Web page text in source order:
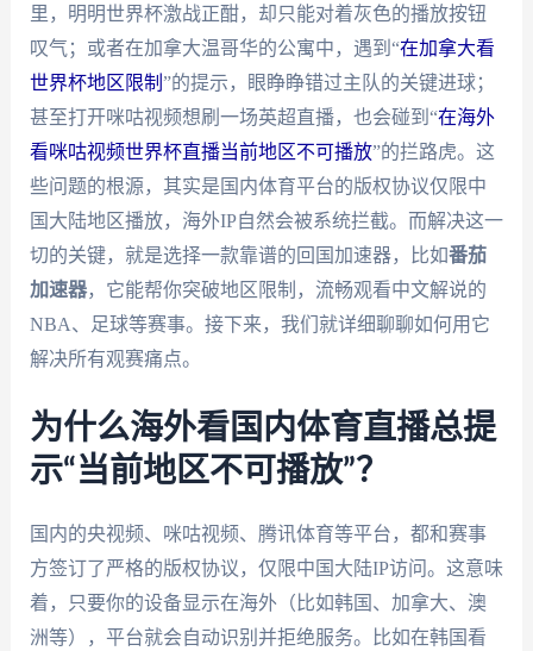
里，明明世界杯激战正酣，却只能对着灰色的播放按钮
叹气；或者在加拿大温哥华的公寓中，遇到“在加拿大看
世界杯地区限制 ”的提示，眼睁睁错过主队的关键进球；
甚至打开咪咕视频想刷一场英超直播，也会碰到“在海外
看咪咕视频世界杯直播当前地区不可播放”的拦路虎。这
些问题的根源，其实是国内体育平台的版权协议仅限中
国大陆地区播放，海外IP自然会被系统拦截。而解决这一
切的关键，就是选择一款靠谱的回国加速器，比如番茄
加速器，它能帮你突破地区限制，流畅观看中文解说的
NBA、足球等赛事。接下来，我们就详细聊聊如何用它
解决所有观赛痛点。
为什么海外看国内体育直播总提
示“当前地区不可播放”？
国内的央视频、咪咕视频、腾讯体育等平台，都和赛事
方签订了严格的版权协议，仅限中国大陆IP访问。这意味
着，只要你的设备显示在海外（比如韩国、加拿大、澳
洲等），平台就会自动识别并拒绝服务。比如在韩国看